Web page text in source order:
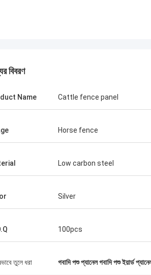
টম
তারা আমাকে পণ্য সম্পর্কে অনেক ধারণা পরামর্শ, তাই
বিবরণ
Name Cattle fence panel
Horse fence
Low carbon steel
Silver
100pcs
তুলে ধরা গবাদি পশু প্যানেল গবাদি পশু ইয়ার্ড